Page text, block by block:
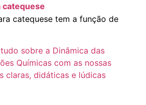
catequese
catequese tem a função de